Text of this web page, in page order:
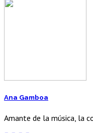
Ana Gamboa
Amante de la música, la